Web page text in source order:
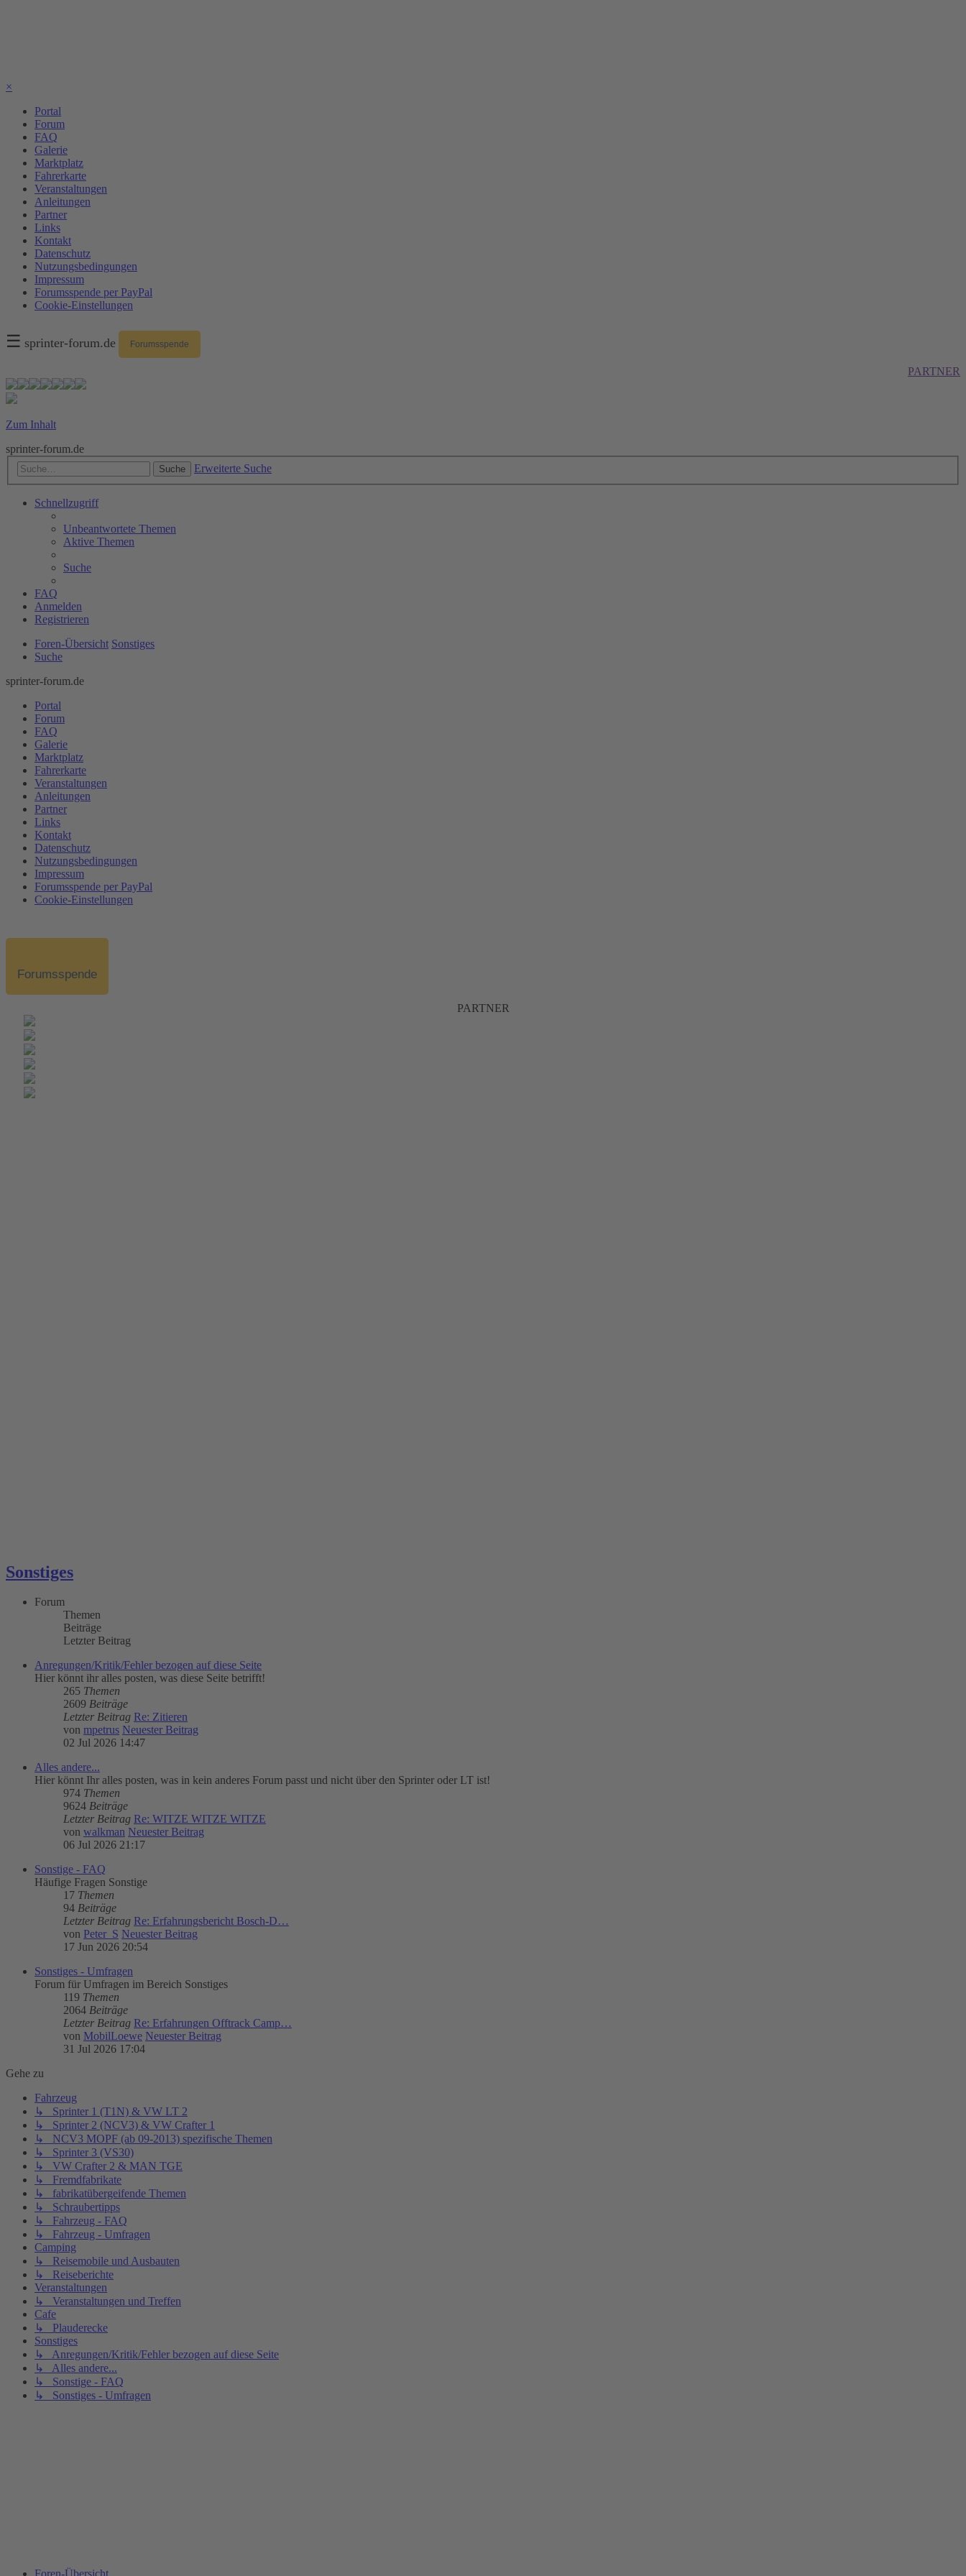
×
Portal
Forum
FAQ
Galerie
Marktplatz
Fahrerkarte
Veranstaltungen
Anleitungen
Partner
Links
Kontakt
Datenschutz
Nutzungsbedingungen
Impressum
Forumsspende per PayPal
Cookie-Einstellungen
☰ sprinter-forum.de Forumsspende
PARTNER
Zum Inhalt
sprinter-forum.de
Suche Erweiterte Suche
Schnellzugriff
Unbeantwortete Themen
Aktive Themen
Suche
FAQ
Anmelden
Registrieren
Foren-Übersicht Sonstiges
Suche
sprinter-forum.de
Portal
Forum
FAQ
Galerie
Marktplatz
Fahrerkarte
Veranstaltungen
Anleitungen
Partner
Links
Kontakt
Datenschutz
Nutzungsbedingungen
Impressum
Forumsspende per PayPal
Cookie-Einstellungen
Forumsspende
PARTNER
Sonstiges
Forum
Themen
Beiträge
Letzter Beitrag
Anregungen/Kritik/Fehler bezogen auf diese Seite
Hier könnt ihr alles posten, was diese Seite betrifft!
265 Themen
2609 Beiträge
Letzter Beitrag Re: Zitieren
von mpetrus Neuester Beitrag
02 Jul 2026 14:47
Alles andere...
Hier könnt Ihr alles posten, was in kein anderes Forum passt und nicht über den Sprinter oder LT ist!
974 Themen
9624 Beiträge
Letzter Beitrag Re: WITZE WITZE WITZE
von walkman Neuester Beitrag
06 Jul 2026 21:17
Sonstige - FAQ
Häufige Fragen Sonstige
17 Themen
94 Beiträge
Letzter Beitrag Re: Erfahrungsbericht Bosch-D…
von Peter_S Neuester Beitrag
17 Jun 2026 20:54
Sonstiges - Umfragen
Forum für Umfragen im Bereich Sonstiges
119 Themen
2064 Beiträge
Letzter Beitrag Re: Erfahrungen Offtrack Camp…
von MobilLoewe Neuester Beitrag
31 Jul 2026 17:04
Gehe zu
Fahrzeug
↳ Sprinter 1 (T1N) & VW LT 2
↳ Sprinter 2 (NCV3) & VW Crafter 1
↳ NCV3 MOPF (ab 09-2013) spezifische Themen
↳ Sprinter 3 (VS30)
↳ VW Crafter 2 & MAN TGE
↳ Fremdfabrikate
↳ fabrikatübergeifende Themen
↳ Schraubertipps
↳ Fahrzeug - FAQ
↳ Fahrzeug - Umfragen
Camping
↳ Reisemobile und Ausbauten
↳ Reiseberichte
Veranstaltungen
↳ Veranstaltungen und Treffen
Cafe
↳ Plauderecke
Sonstiges
↳ Anregungen/Kritik/Fehler bezogen auf diese Seite
↳ Alles andere...
↳ Sonstige - FAQ
↳ Sonstiges - Umfragen